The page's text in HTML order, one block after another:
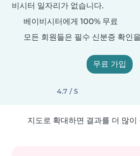
비시터 일자리가 없습니다.
베이비시터에게 100% 무료
모든 회원들은 필수 신분증 확인
무료 가입
4.7 / 5
지도로 확대하면 결과를 더 많이